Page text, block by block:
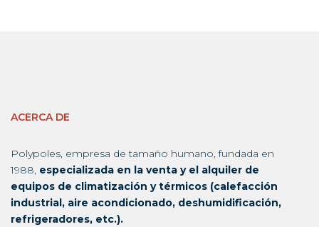
ACERCA DE
Polypoles, empresa de tamaño humano, fundada en
1988, especializada en la venta y el alquiler de
equipos de climatización y térmicos (calefacción
industrial, aire acondicionado, deshumidificación,
refrigeradores, etc.).